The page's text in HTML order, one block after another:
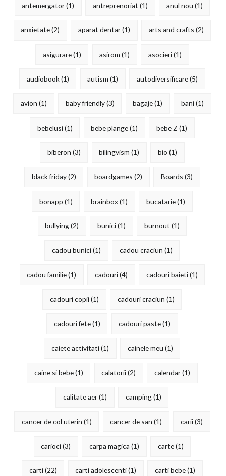
antemergator(1) antreprenoriat (1) anul nou (1)
anxietate(2) aparat dentar(1) arts and crafts (2)
asigurare(1) asirom (1) asocieri(1)
audiobook(1) autism (1) autodiversificare(5)
avion (1) baby friendly(3) bagaje(1) bani(1)
bebelusi(1) bebe plange(1) bebe Z (1)
biberon (3) bilingvism (1) bio (1)
black friday(2) boardgames (2) Boards (3)
bonapp (1) brainbox(1) bucatarie(1)
bullying(2) bunici(1) burnout (1)
cadou bunici(1) cadou craciun (1)
cadou familie(1) cadouri(4) cadouri baieti(1)
cadouri copii(1) cadouri craciun (1)
cadouri fete(1) cadouri paste(1)
caiete activitati(1) cainele meu (1)
caine si bebe(1) calatorii(2) calendar(1)
calitate aer(1) camping(1)
cancer de col uterin (1) cancer de san (1) carii(3)
carioci(3) carpa magica (1) carte(1)
carti(22) carti adolescenti(1) carti bebe(1)